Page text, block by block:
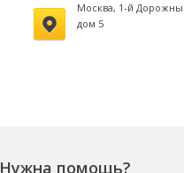
Москва, 1-й
дом 5
Нужна помощь?